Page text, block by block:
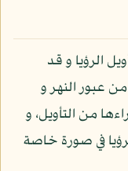
الرؤيا و قد
عبور النهر و
من التأويل، و
في صورة خاصة